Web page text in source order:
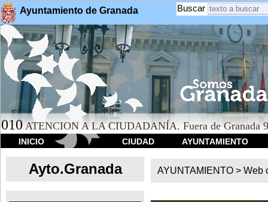
Ayuntamiento de Granada Buscar
010 ATENCION A LA CIUDADANÍA. Fuera de Granada
INICIO CIUDAD AYUNTAMIENTO
Ayto.Granada AYUNTAMIENTO > Web